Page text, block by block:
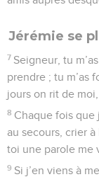
Jérémie se
7 Seigneur, tu
prendre ; tu m’as
jours on rit de
8 Chaque fois que
au secours, crier
toi une parole me
9 Si j’en viens à